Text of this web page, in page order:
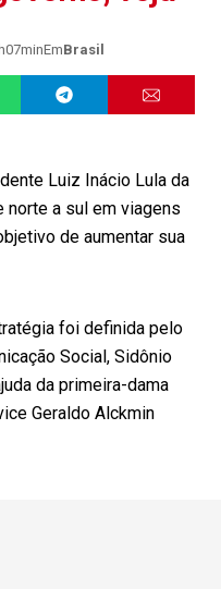
EmBrasil
Luiz Inácio Lula da
norte a sul em viagens
de aumentar sua
foi definida pelo
Social, Sidônio
da primeira-dama
Geraldo Alckmin